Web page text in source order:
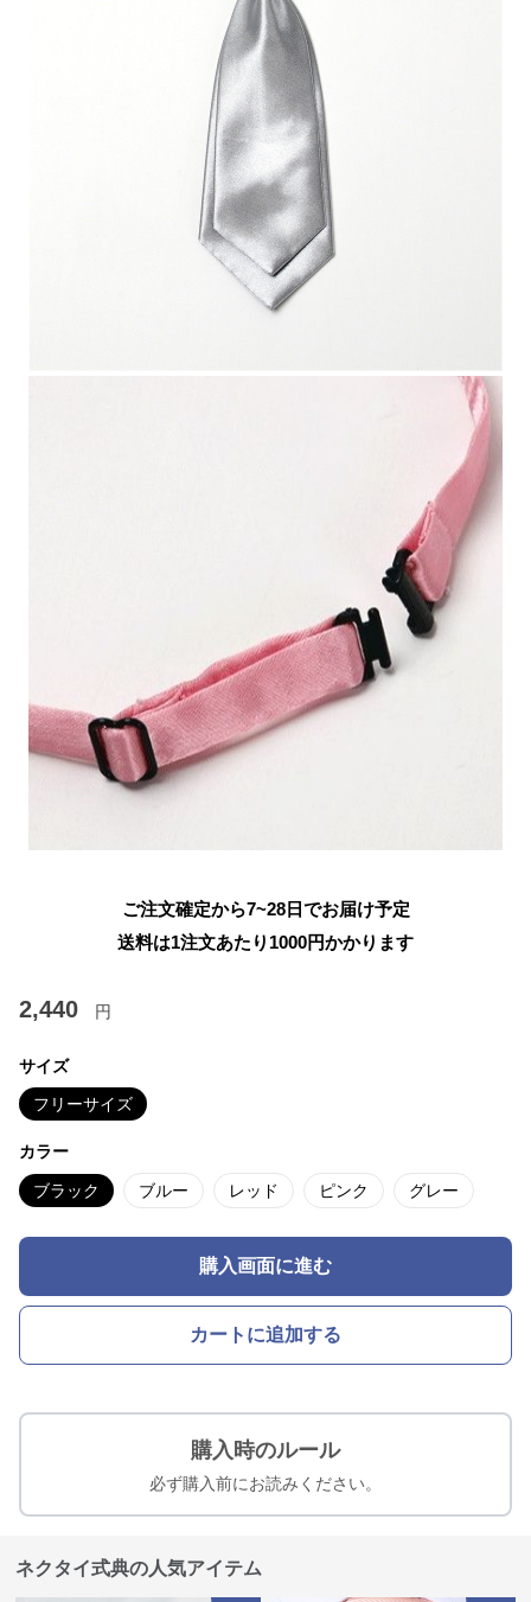
ご注文確定から7~28日でお届け予定
送料は1注文あたり 1000円かかります
2,440 円
サイズ
フリーサイズ
カラー
ブラック ブルー レッド ピンク グレー
購入画面に進む
カートに追加する
購入時のルール
必ず購入前にお読みください。
ネクタイ式典の人気アイテム